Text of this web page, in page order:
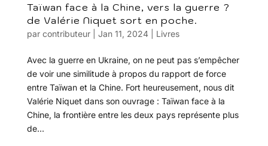
Taïwan face à la Chine, vers la guerre ?
de Valérie Niquet sort en poche.
par contributeur| Jan 11, 2024| Livres
Avec la guerre en Ukraine, on ne peut pas s’empêcher
de voir une similitude à propos du rapport de force
entre Taïwan et la Chine. Fort heureusement, nous dit
Valérie Niquet dans son ouvrage : Taïwan face à la
Chine, la frontière entre les deux pays représente plus
de...